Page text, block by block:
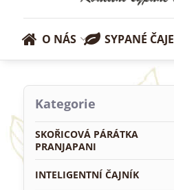
O NÁS SYPANÉ ČAJE
Kategorie
SKOŘICOVÁ PÁRÁTKA
PRANJAPANI
INTELIGENTNÍ ČAJNÍK